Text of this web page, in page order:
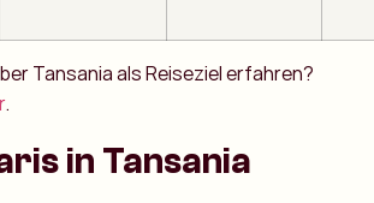
Tansania als Reiseziel erfahren?
.
in Tansania